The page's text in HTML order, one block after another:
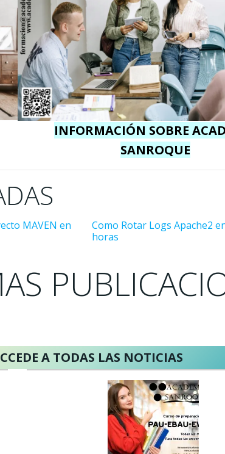
INFORMACIÓN SOBRE
SANROQUE
MAVEN en
Como Rotar Logs Apache2
horas
A TODAS LAS NOTICIAS